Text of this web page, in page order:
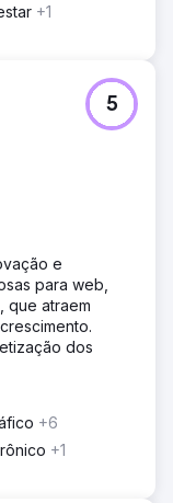
+1
5
e
para web,
que atraem
dos
+6
+1